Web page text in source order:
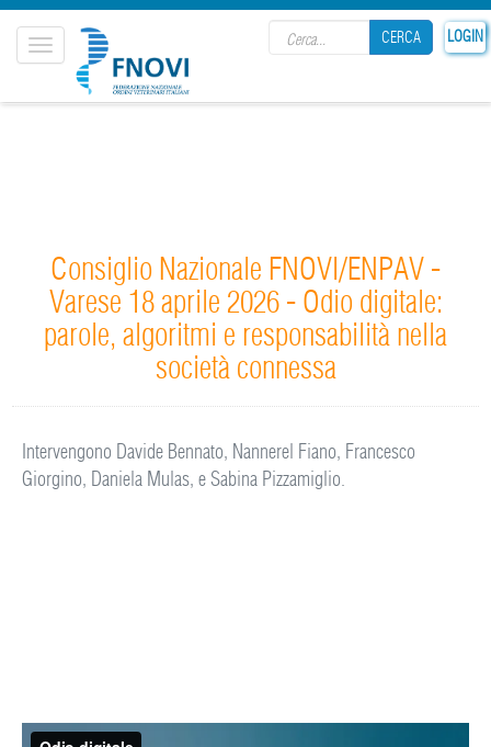
LOGIN
CERCA
Toggle
navigation
Consiglio Nazionale FNOVI/ENPAV -
Varese 18 aprile 2026 - Odio digitale:
parole, algoritmi e responsabilità nella
società connessa
Intervengono Davide Bennato, Nannerel Fiano, Francesco
Giorgino, Daniela Mulas, e Sabina Pizzamiglio.